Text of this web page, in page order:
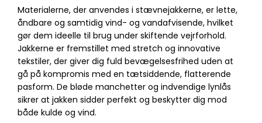
Materialerne, der anvendes i stævnejakkerne, er lette,
åndbare og samtidig vind- og vandafvisende, hvilket
gør dem ideelle til brug under skiftende vejrforhold.
Jakkerne er fremstillet med stretch og innovative
tekstiler, der giver dig fuld bevægelsesfrihed uden at
gå på kompromis med en tætsiddende, flatterende
pasform. De bløde manchetter og indvendige lynlås
sikrer at jakken sidder perfekt og beskytter dig mod
både kulde og vind.